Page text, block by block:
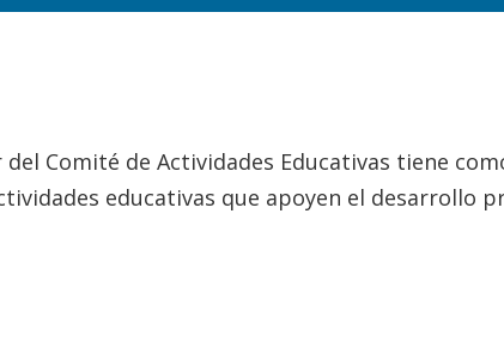
del Comité de Actividades Educativas tiene
educativas que apoyen el desarrollo